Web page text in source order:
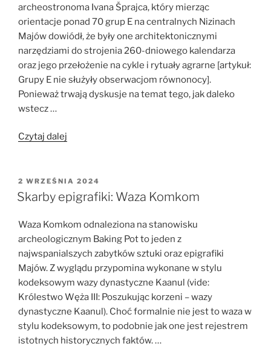
Teotihuacán”
archeostronoma Ivana Šprajca, który mierząc
orientacje ponad 70 grup E na centralnych Nizinach
Majów dowiódł, że były one architektonicznymi
narzędziami do strojenia 260-dniowego kalendarza
oraz jego przełożenie na cykle i rytuały agrarne [artykuł:
Grupy E nie służyły obserwacjom równonocy].
Ponieważ trwają dyskusje na temat tego, jak daleko
wstecz …
Czytaj dalej
kalendarza
Mezoameryki:
dowody
w
architekturze
z
terenów
Majów
i
Olmeków”
OPUBLIKOWANE
W
2 WRZEŚNIA 2024
Skarby epigrafiki: Waza Komkom
Waza Komkom odnaleziona na stanowisku
archeologicznym Baking Pot to jeden z
najwspanialszych zabytków sztuki oraz epigrafiki
Majów. Z wyglądu przypomina wykonane w stylu
kodeksowym wazy dynastyczne Kaanul (vide:
Królestwo Węża III: Poszukując korzeni – wazy
dynastyczne Kaanul). Choć formalnie nie jest to waza w
stylu kodeksowym, to podobnie jak one jest rejestrem
istotnych historycznych faktów. …